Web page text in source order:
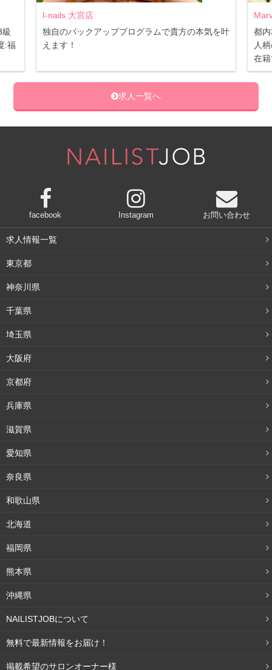
乾燥肌かオイリー肌かで選ぶ
できるクリームやジェル、ミルクタイプがおすすめです。
スッキリします。ただ、あまり皮脂を取りすぎても逆効果
で、失った皮脂を分泌しようと肌ががんばってしまい更に
ひどいオイリー肌になってしまうことも。
敏感肌の人には刺激の少ないミルクタイプ
う。ただし、合うか合わないかはそれぞれ個人差があるの
肌質も大切ですが、どんなクレンジングでもメイクが落ち
方です。
を作ってしまうということ。
クレンジングばかり使ってしまうのも良くありませんよ
比較的メイク落ちがいいクリームやジェルを使い、たまに
の人は上手に使い分けて美肌を守りましょう。
しない人はミルクやジェルクレンジングで、肌への負担も
最小限におさえるといいですよ。
:福
I-nails 大宮店
独自のバックアッププログラムで貴方の本気を叶
えます！
都
人
在
求人一覧へ
facebook Instagram お問い合わせ
求人情報一覧
東京都
神奈川県
千葉県
埼玉県
大阪府
京都府
兵庫県
滋賀県
愛知県
奈良県
和歌山県
北海道
福岡県
熊本県
沖縄県
NAILISTJOBについて
無料で最新情報をお届け！
掲載希望のサロンオーナー様